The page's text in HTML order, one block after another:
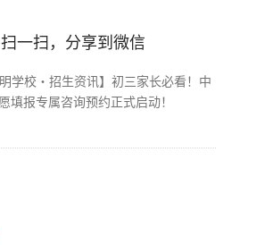
扫一扫，分享到微信